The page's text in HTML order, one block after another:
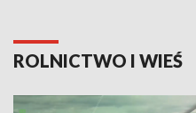
ROLNICTWO I WIEŚ